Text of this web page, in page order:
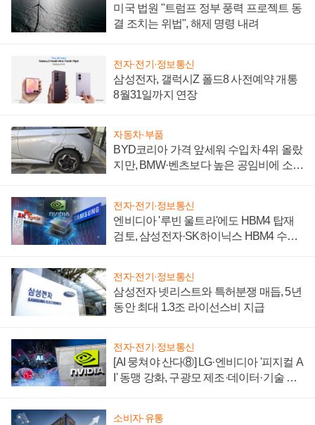
미국 법원 "트럼프 정부 풍력 프로젝트 동
결 조치는 위법", 해제 명령 내려
전자·전기·정보통신
삼성전자, 갤럭시Z 폴드8 사전예약 개통
8월31일까지 연장
자동차·부품
BYD코리아 가격 앞세워 수입차 4위 올랐
지만, BMW·벤츠보다 높은 공임비에 소비
전자·전기·정보통신
엔비디아 '루빈 울트라'에도 HBM4 탑재
검토, 삼성전자·SK하이닉스 HBM4 수율
전자·전기·정보통신
삼성전자 넷리스트와 특허분쟁 매듭, 5년
동안 최대 1.3조 라이선스비 지급
전자·전기·정보통신
[AI 뭉쳐야 산다⑧] LG·엔비디아 '피지컬 A
I' 동맹 강화, 구광모 제조·데이터·기술 결
소비자·유통